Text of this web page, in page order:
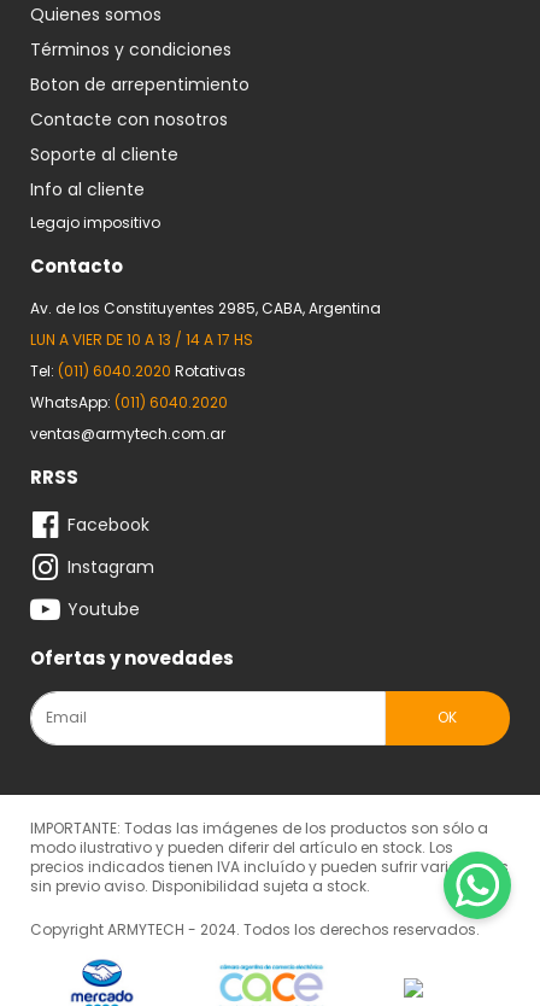
Quienes somos
Términos y condiciones
Boton de arrepentimiento
Contacte con nosotros
Soporte al cliente
Info al cliente
Legajo impositivo
Contacto
Av. de los Constituyentes 2985, CABA, Argentina
LUN A VIER DE 10 A 13 / 14 A 17 HS
Tel: (011) 6040.2020 Rotativas
WhatsApp: (011) 6040.2020
ventas@armytech.com.ar
RRSS
Facebook
Instagram
Youtube
Ofertas y novedades
IMPORTANTE: Todas las imágenes de los productos son sólo a
modo ilustrativo y pueden diferir del artículo en stock. Los
precios indicados tienen IVA incluído y pueden sufrir variaciones
sin previo aviso. Disponibilidad sujeta a stock.
Copyright ARMYTECH - 2024. Todos los derechos reservados.